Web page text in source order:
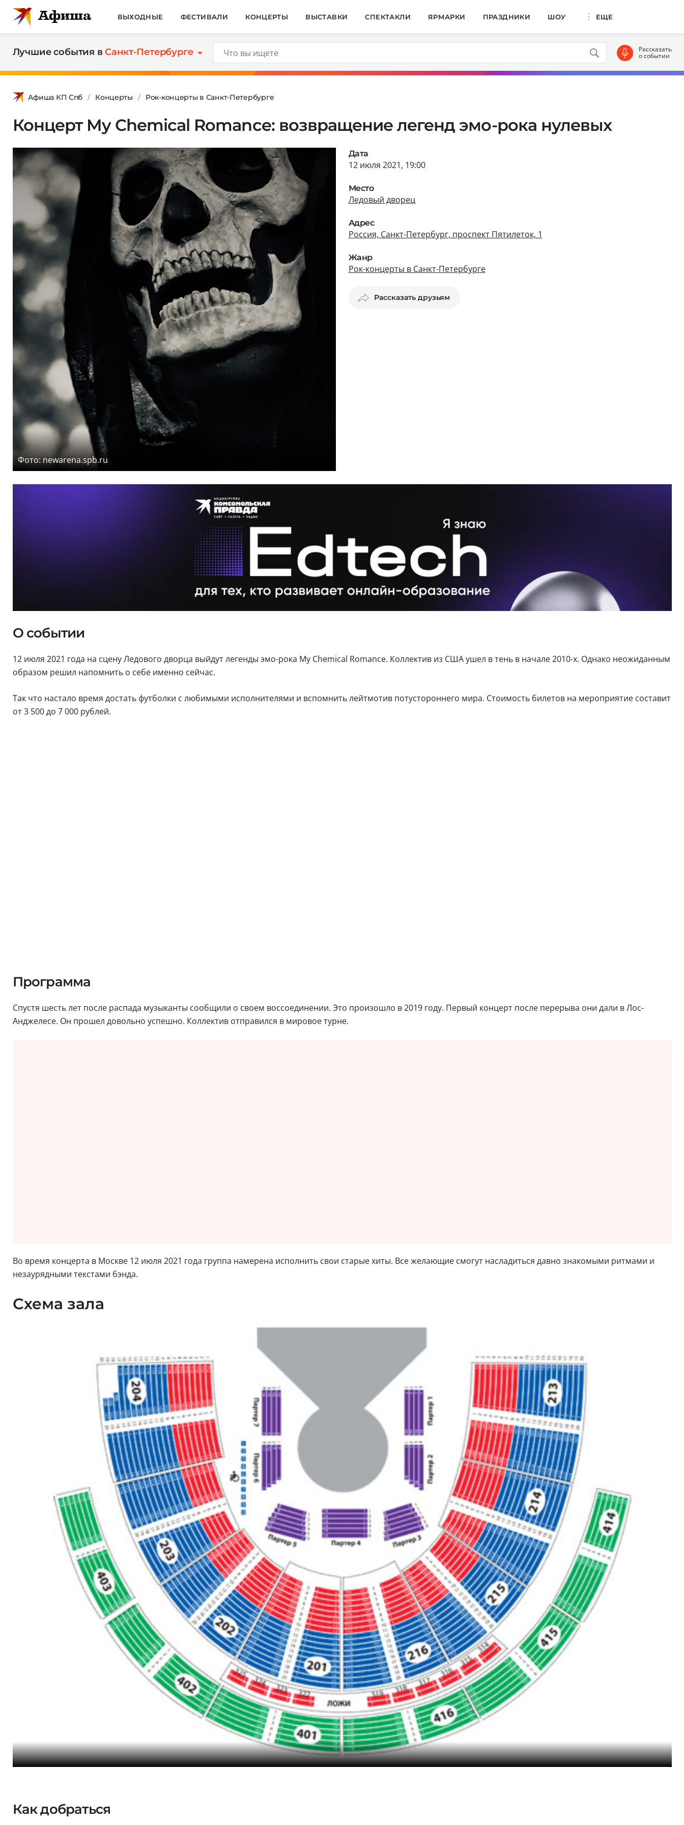
ВЫХОДНЫЕ ФЕСТИВАЛИ КОНЦЕРТЫ ВЫСТАВКИ СПЕКТАКЛИ ЯРМАРКИ ПРАЗДНИКИ ШОУ ЕЩЕ
Лучшие события вСанкт-Петербурге Рассказать
о событии
Афиша КП Спб Концерты Рок-концерты в Санкт-Петербурге
Концерт My Chemical Romance: возвращение легенд эмо-рока нулевых
Фото: newarena.spb.ru
Дата
12 июля 2021, 19:00
Место
Ледовый дворец
Адрес
Россия, Санкт-Петербург, проспект Пятилеток, 1
Жанр
Рок-концерты в Санкт-Петербурге
Рассказать друзьям
О событии
12 июля 2021 года на сцену Ледового дворца выйдут легенды эмо-рока My Chemical Romance. Коллектив из США ушел в тень в начале 2010-х. Однако неожиданным
образом решил напомнить о себе именно сейчас.
Так что настало время достать футболки с любимыми исполнителями и вспомнить лейтмотив потустороннего мира. Стоимость билетов на мероприятие составит
от 3 500 до 7 000 рублей.
Программа
Спустя шесть лет после распада музыканты сообщили о своем воссоединении. Это произошло в 2019 году. Первый концерт после перерыва они дали в Лос-
Анджелесе. Он прошел довольно успешно. Коллектив отправился в мировое турне.
Во время концерта в Москве 12 июля 2021 года группа намерена исполнить свои старые хиты. Все желающие смогут насладиться давно знакомыми ритмами и
незаурядными текстами бэнда.
Схема зала
Как добраться